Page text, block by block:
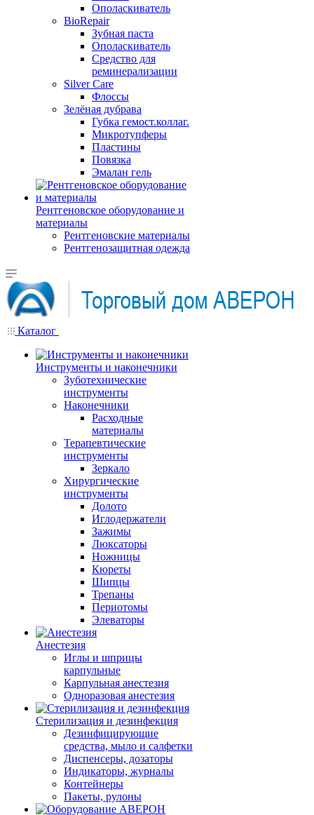
Ополаскиватель
BioRepair
Зубная паста
Ополаскиватель
Средство для
реминерализации
Silver Care
Флоссы
Зелёная дубрава
Губка гемост.коллаг.
Микротупферы
Пластины
Повязка
Эмалан гель
Рентгеновское оборудование и
материалы
Рентгеновские материалы
Рентгенозащитная одежда
Каталог
Инструменты и наконечники
Зуботехнические
инструменты
Наконечники
Расходные
материалы
Терапевтические
инструменты
Зеркало
Хирургические
инструменты
Долото
Иглодержатели
Зажимы
Люксаторы
Ножницы
Кюреты
Шипцы
Трепаны
Периотомы
Элеваторы
Анестезия
Иглы и шприцы
карпульные
Карпульная анестезия
Одноразовая анестезия
Стерилизация и дезинфекция
Дезинфицирующие
средства, мыло и салфетки
Диспенсеры, дозаторы
Индикаторы, журналы
Контейнеры
Пакеты, рулоны